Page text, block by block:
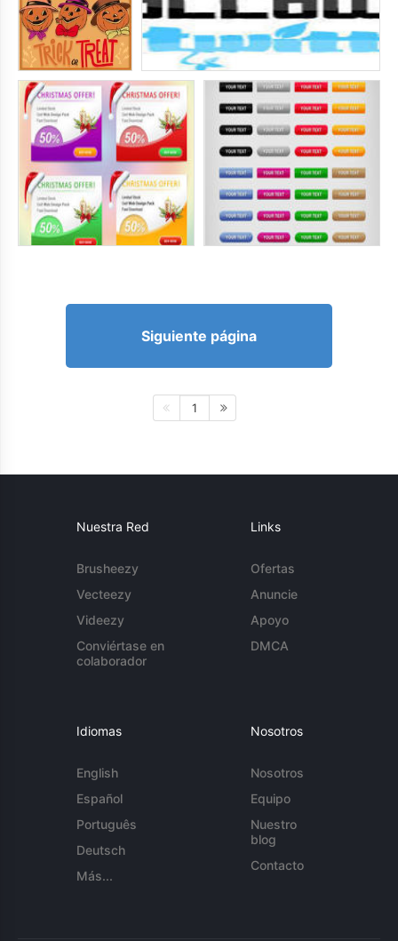
Siguiente página
1
Nuestra Red
Brusheezy
Vecteezy
Videezy
Conviértase en
colaborador
Links
Ofertas
Anuncie
Apoyo
DMCA
Idiomas
English
Español
Português
Deutsch
Más...
Nosotros
Nosotros
Equipo
Nuestro
blog
Contacto